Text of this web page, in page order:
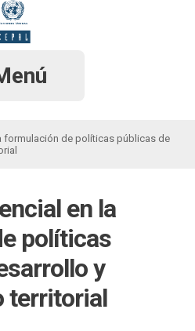
formulación de políticas públicas de
en la
políticas
y
territorial